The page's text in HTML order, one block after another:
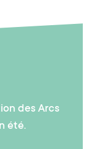
des Arcs
été.